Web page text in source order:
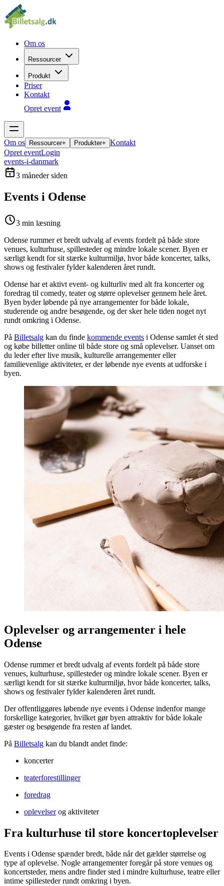
Om os
Ressourcer
Produkt
Priser
Kontakt
Opret event
Om os Ressourcer+ Produkter+ Kontakt
Opret eventLogin
events-i-danmark
3 måneder siden
Events i Odense
3 min læsning
Odense rummer et bredt udvalg af events fordelt på både store
venues, kulturhuse, spillesteder og mindre lokale scener. Byen er
særligt kendt for sit stærke kulturmiljø, hvor både koncerter, talks,
shows og festivaler fylder kalenderen året rundt.
Odense har et aktivt event- og kulturliv med alt fra koncerter og
foredrag til comedy, teater og større oplevelser gennem hele året.
Byen byder løbende på nye arrangementer for både lokale,
studerende og andre besøgende, og der sker hele tiden noget nyt
rundt omkring i Odense.
På Billetsalg kan du finde kommende events i Odense samlet ét sted
og købe billetter online til både store og små oplevelser. Uanset om
du leder efter live musik, kulturelle arrangementer eller
familievenlige aktiviteter, er der løbende nye events at udforske i
byen.
Oplevelser og arrangementer i hele
Odense
Odense rummer et bredt udvalg af events fordelt på både store
venues, kulturhuse, spillesteder og mindre lokale scener. Byen er
særligt kendt for sit stærke kulturmiljø, hvor både koncerter, talks,
shows og festivaler fylder kalenderen året rundt.
Der offentliggøres løbende nye events i Odense indenfor mange
forskellige kategorier, hvilket gør byen attraktiv for både lokale
gæster og besøgende fra resten af landet.
På Billetsalg kan du blandt andet finde:
koncerter
teaterforestillinger
foredrag
oplevelserog aktiviteter
Fra kulturhuse til store koncertoplevelser
Events i Odense spænder bredt, både når det gælder størrelse og
type af oplevelse. Nogle arrangementer foregår på store venues og
koncertsteder, mens andre finder sted i mindre kulturhuse, teatre eller
intime spillesteder rundt omkring i byen.